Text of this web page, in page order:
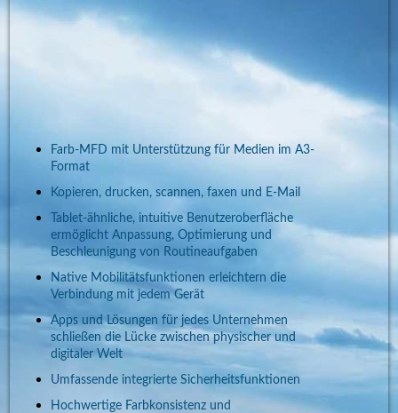
Farb-MFD mit Unterstützung für Medien im A3-
Format
Kopieren, drucken, scannen, faxen und E-Mail
Tablet-ähnliche, intuitive Benutzeroberfläche
ermöglicht Anpassung, Optimierung und
Beschleunigung von Routineaufgaben
Native Mobilitätsfunktionen erleichtern die
Verbindung mit jedem Gerät
Apps und Lösungen für jedes Unternehmen
schließen die Lücke zwischen physischer und
digitaler Welt
Umfassende integrierte Sicherheitsfunktionen
Hochwertige Farbkonsistenz und